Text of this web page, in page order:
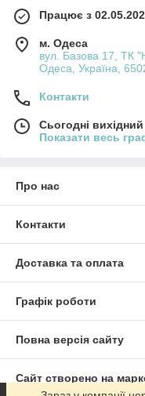
Працює з
м. Одеса
вул. Базова 17, ТК
Одеса, Україна,
Контакти
Сьогодні вихідний
Показати весь
Про нас
Контакти
Доставка та оплата
Графік роботи
Повна версія сайту
Сайт створено на